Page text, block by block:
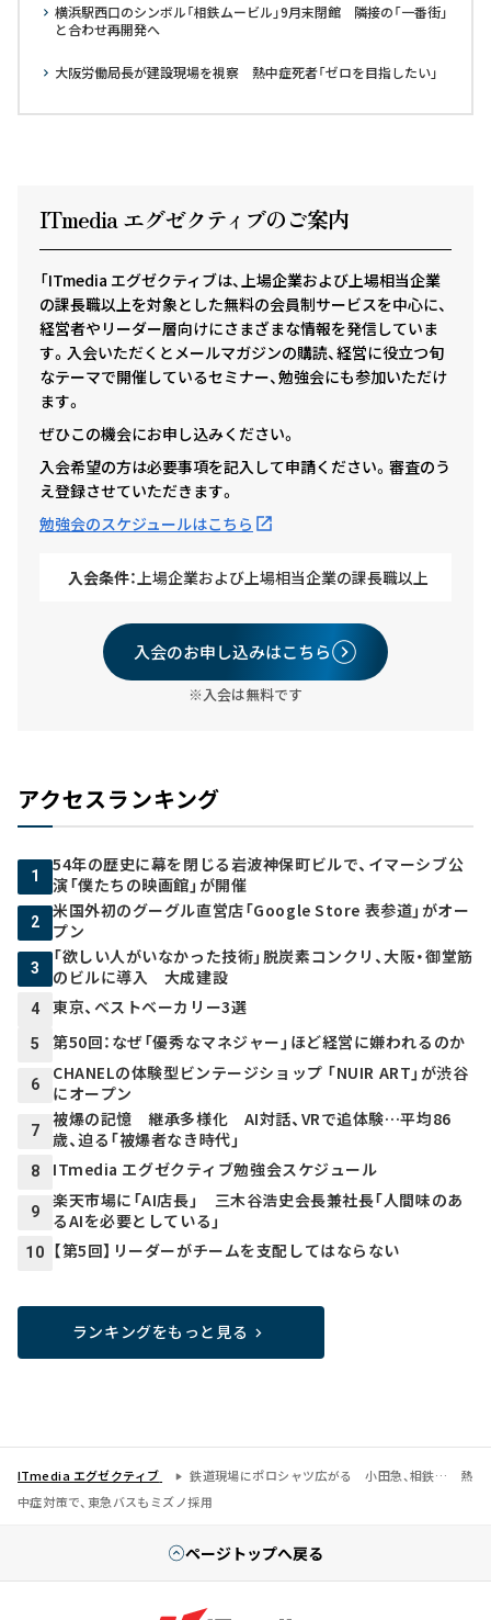
横浜駅西口のシンボル「相鉄ムービル」9月末閉館 隣接の「一番街」
と合わせ再開発へ
大阪労働局長が建設現場を視察 熱中症死者「ゼロを目指したい」
ITmedia エグゼクティ ブのご案内
「ITmedia エグゼクティブは、上場企業および上場相当企業
の課長職以上を対象とした無料の会員制サービスを中心に、
経営者やリーダー層向けにさまざまな情報を発信していま
す。入会いただくとメールマガジンの購読、経営に役立つ旬
なテーマで開催しているセミナー、勉強会にも参加いただけ
ます。
ぜひこの機会にお申し込みください。
入会希望の方は必要事項を記入して申請ください。審査のう
え登録させていただきます。
勉強会のスケジュールはこちら
入会条件： 上場企業および上場相当企業の課長職以上
入会のお申し込みはこちら
※入会は無料です
アクセスランキング
1
54年の歴史に幕を閉じる岩波神保町ビルで、イマーシブ公
演「僕たちの映画館」が開催
2
米国外初のグーグル直営店「Google Store 表参道」がオー
プン
3
「欲しい人がいなかった技術」脱炭素コンクリ、大阪・御堂筋
のビルに導入 大成建設
4 東京、ベストベーカリー3選
5 第50回：なぜ「優秀なマネジャー」ほど経営に嫌われるのか
6
CHANELの体験型ビンテージショップ 「NUIR ART」が渋谷
にオープン
7
被爆の記憶 継承多様化 AI対話、VRで追体験…平均86
歳、迫る「被爆者なき時代」
8 ITmedia エグゼクティブ勉強会スケジュール
9
楽天市場に「AI店長」 三木谷浩史会長兼社長「人間味のあ
るAIを必要としている」
10 【第5回】リーダーがチームを支配してはならない
ランキングをもっと見る
ITmedia エグゼクティブ
鉄道現場にポロシャツ広がる 小田急、相鉄… 熱
中症対策で、東急バスもミズノ採用
ページトップへ戻る